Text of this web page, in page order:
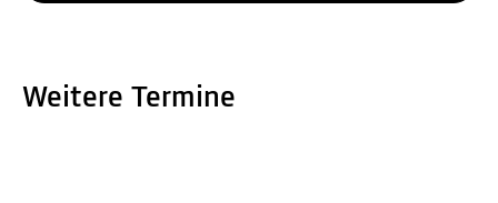
Weitere Termine